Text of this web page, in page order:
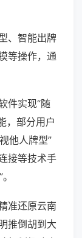
、智能出牌
等操作，通
件实现“随
，部分用户
他人牌型”
接等技术手
准还原云南
推倒胡到大